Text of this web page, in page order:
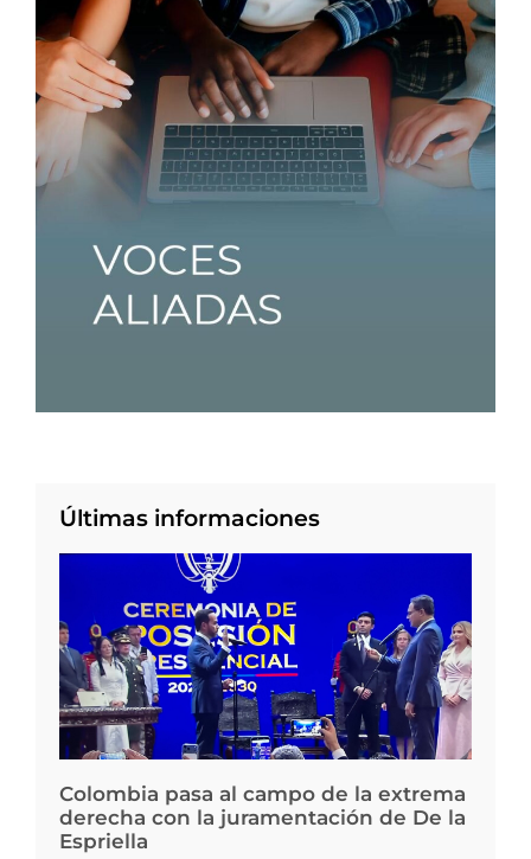
Últimas informaciones
Colombia pasa al campo de la extrema
derecha con la juramentación de De la
Espriella